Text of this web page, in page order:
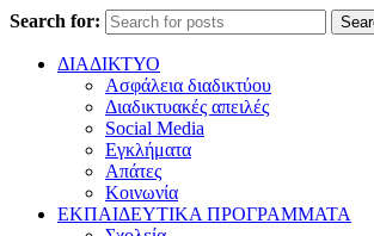
Search for:
ΔΙΑΔΙΚΤΥΟ
Ασφάλεια διαδικτύου
Διαδικτυακές απειλές
Social Media
Εγκλήματα
Απάτες
Κοινωνία
ΕΚΠΑΙΔΕΥΤΙΚΑ ΠΡΟΓΡΑΜΜΑΤΑ